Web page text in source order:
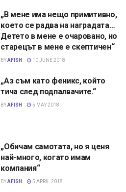
„В мене има нещо примитивно,
което се радва на наградата…
Детето в мене е очаровано, но
старецът в мене е скептичен“
BYAFISH 10 JUNE 2018
„Аз съм като феникс, който
тича след подпалвачите.“
BYAFISH 5 MAY 2018
„Обичам самотата, но я ценя
най-много, когато имам
компания“
BYAFISH 5 APRIL 2018